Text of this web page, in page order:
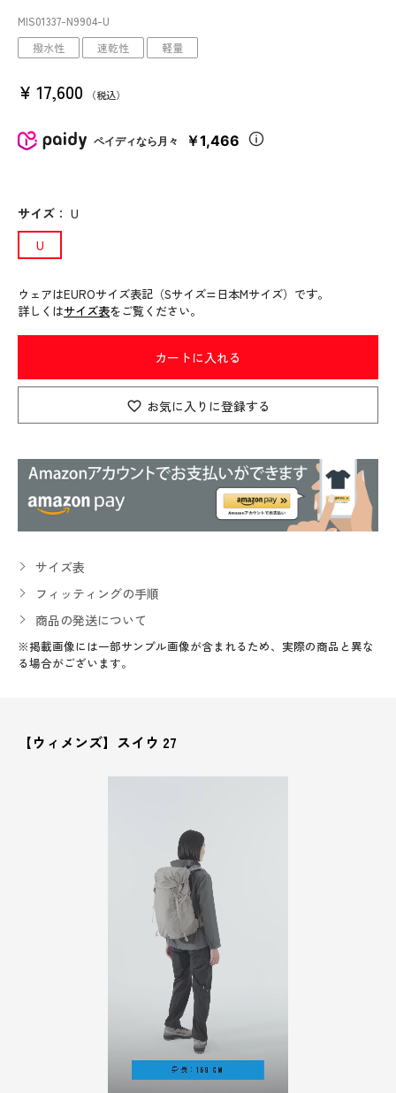
MIS01337-N9904-U
撥水性 速乾性 軽量
¥ 17,600 税込
ペイディなら月々 ￥1,466
サイズ ： U
U
ウェアはEUROサイズ表記（Sサイズ=日本Mサイズ）です。
詳しくはサイズ表をご覧ください。
カートに入れる
お気に入りに登録する
サイズ表
フィッティングの手順
商品の発送について
※掲載画像には一部サンプル画像が含まれるため、実際の商品と異な
る場合がございます。
【ウィメンズ】スイウ 27